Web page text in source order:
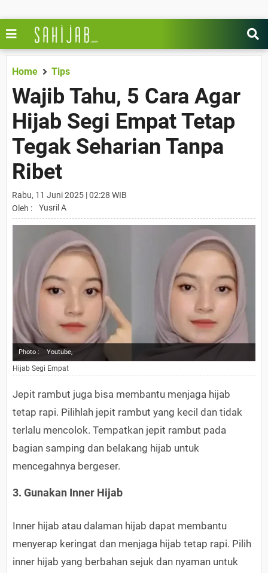
Home Tips
Wajib Tahu, 5 Cara Agar
Hijab Segi Empat Tetap
Tegak Seharian Tanpa
Ribet
Rabu, 11 Juni 2025 | 02:28 WIB
Oleh :
Yusril A
Photo : Youtube,
Hijab Segi Empat
Jepit rambut juga bisa membantu menjaga hijab
tetap rapi. Pilihlah jepit rambut yang kecil dan tidak
terlalu mencolok. Tempatkan jepit rambut pada
bagian samping dan belakang hijab untuk
mencegahnya bergeser.
3. Gunakan Inner Hijab
Inner hijab atau dalaman hijab dapat membantu
menyerap keringat dan menjaga hijab tetap rapi. Pilih
inner hijab yang berbahan sejuk dan nyaman untuk